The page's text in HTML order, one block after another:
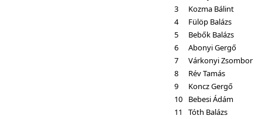
3
Kozma Bálint
4
Fülöp Balázs
5
Bebők Balázs
6
Abonyi Gergő
7
Várkonyi Zsombor
8
Rév Tamás
9
Koncz Gergő
10
Bebesi Ádám
11
Tóth Balázs